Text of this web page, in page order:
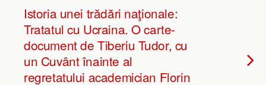
Istoria unei trădări naţionale:
Tratatul cu Ucraina. O carte-
document de Tiberiu Tudor, cu
un Cuvânt înainte al
regretatului academician Florin